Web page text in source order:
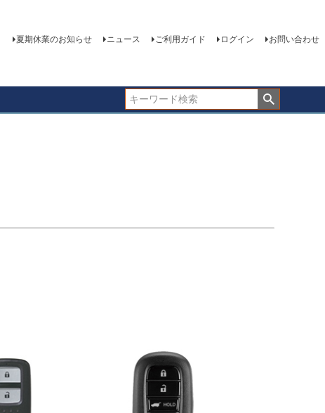
夏期休業のお知らせ ニュース ご利用ガイド ログイン お問い合わせ